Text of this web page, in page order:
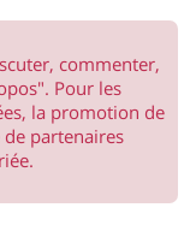
commenter,
Pour les
la promotion de
partenaires